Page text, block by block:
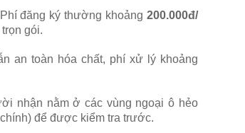
Phí đăng ký thường khoảng 200.000đ/
gói.
an toàn hóa chất, phí xử lý khoảng
nhận nằm ở các vùng ngoại ô hẻo
để được kiểm tra trước.